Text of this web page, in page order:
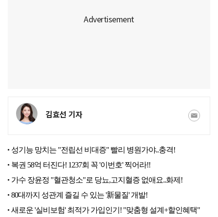
김효선 기자